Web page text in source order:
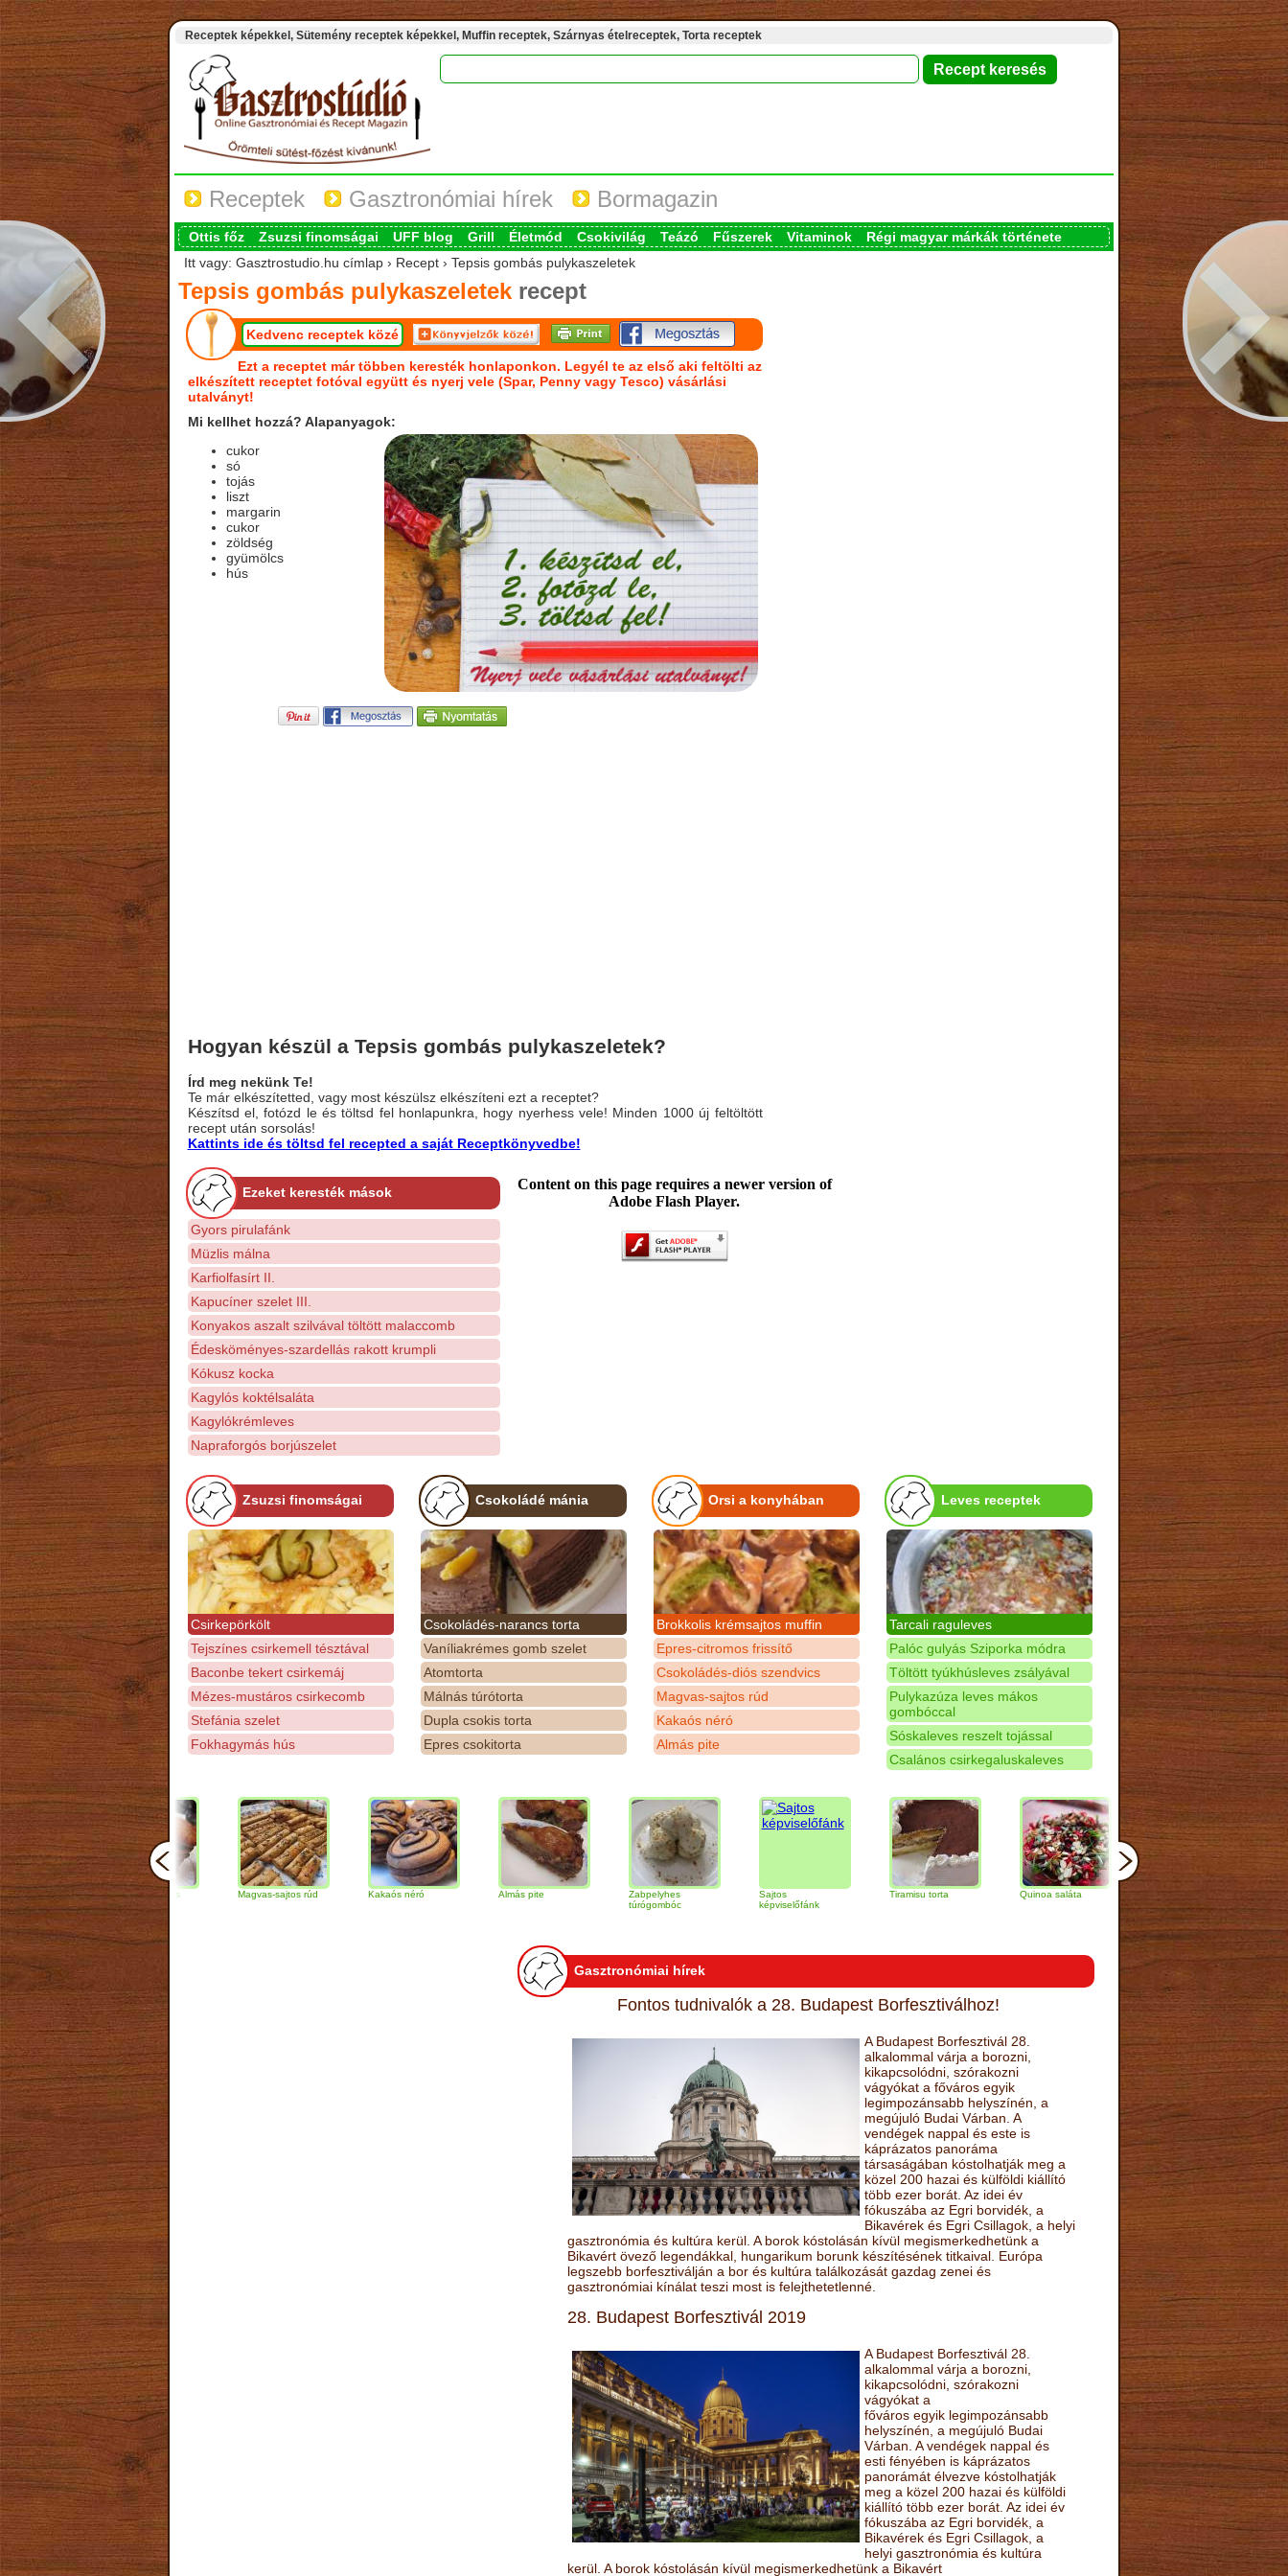
Receptek képekkel, Sütemény receptek képekkel, Muffin receptek, Szárnyas ételreceptek, Torta receptek
Receptek Gasztronómiai hírek Bormagazin
Ottis főz Zsuzsi finomságai UFF blog Grill Életmód Csokivilág Teázó Fűszerek Vitaminok
Régi magyar márkák története
Itt vagy: Gasztrostudio.hu címlap › Recept › Tepsis gombás pulykaszeletek
Tepsis gombás pulykaszeletekrecept
Kedvenc receptek közé
Ezt a receptet már többen keresték honlaponkon. Legyél te az első aki feltölti az
elkészített receptet fotóval együtt és nyerj vele (Spar, Penny vagy Tesco) vásárlási
utalványt!
Mi kellhet hozzá? Alapanyagok:
cukor
só
tojás
liszt
margarin
cukor
zöldség
gyümölcs
hús
Hogyan készül a Tepsis gombás pulykaszeletek?
Írd meg nekünk Te!
Te már elkészítetted, vagy most készülsz elkészíteni ezt a receptet?
Készítsd el, fotózd le és töltsd fel honlapunkra, hogy nyerhess vele! Minden 1000 új feltöltött
recept után sorsolás!
Kattints ide és töltsd fel recepted a saját Receptkönyvedbe!
Ezeket keresték mások
Gyors pirulafánk
Müzlis málna
Karfiolfasírt II.
Kapucíner szelet III.
Konyakos aszalt szilvával töltött malaccomb
Édesköményes-szardellás rakott krumpli
Kókusz kocka
Kagylós koktélsaláta
Kagylókrémleves
Napraforgós borjúszelet
Content on this page requires a newer version of
Adobe Flash Player.
Zsuzsi finomságai
Csirkepörkölt
Tejszínes csirkemell tésztával
Baconbe tekert csirkemáj
Mézes-mustáros csirkecomb
Stefánia szelet
Fokhagymás hús
Csokoládé mánia
Csokoládés-narancs torta
Vaníliakrémes gomb szelet
Atomtorta
Málnás túrótorta
Dupla csokis torta
Epres csokitorta
Orsi a konyhában
Brokkolis krémsajtos muffin
Epres-citromos frissítő
Csokoládés-diós szendvics
Magvas-sajtos rúd
Kakaós néró
Almás pite
Leves receptek
Tarcali raguleves
Palóc gulyás Sziporka módra
Töltött tyúkhúsleves zsályával
Pulykazúza leves mákos
gombóccal
Sóskaleves reszelt tojással
Csalános csirkegaluskaleves
Csokoládés-diós
szendvics
Magvas-sajtos rúd Kakaós néró Almás pite
Zabpelyhes
túrógombóc
képviselőfánk
Tiramisu torta Quinoa saláta Mandulás kifli
narancs
Gasztronómiai hírek
Fontos tudnivalók a 28. Budapest Borfesztiválhoz!
A Budapest Borfesztivál 28.
alkalommal várja a borozni,
kikapcsolódni, szórakozni
vágyókat a főváros egyik
legimpozánsabb helyszínén, a
megújuló Budai Várban. A
vendégek nappal és este is
káprázatos panoráma
társaságában kóstolhatják meg a
közel 200 hazai és külföldi kiállító
több ezer borát. Az idei év
fókuszába az Egri borvidék, a
Bikavérek és Egri Csillagok, a helyi
gasztronómia és kultúra kerül. A borok kóstolásán kívül megismerkedhetünk a
Bikavért övező legendákkal, hungarikum borunk készítésének titkaival. Európa
legszebb borfesztiválján a bor és kultúra találkozását gazdag zenei és
gasztronómiai kínálat teszi most is felejthetetlenné.
28. Budapest Borfesztivál 2019
A Budapest Borfesztivál 28.
alkalommal várja a borozni,
kikapcsolódni, szórakozni
vágyókat a
főváros egyik legimpozánsabb
helyszínén, a megújuló Budai
Várban. A vendégek nappal és
esti fényében is káprázatos
panorámát élvezve kóstolhatják
meg a közel 200 hazai és külföldi
kiállító több ezer borát. Az idei év
fókuszába az Egri borvidék, a
Bikavérek és Egri Csillagok, a
helyi gasztronómia és kultúra
kerül. A borok kóstolásán kívül megismerkedhetünk a Bikavért